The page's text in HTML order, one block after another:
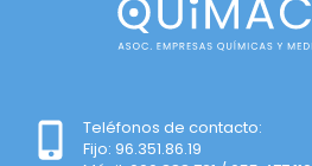
Teléfonos de contacto:
Fijo: 96.351.86.19